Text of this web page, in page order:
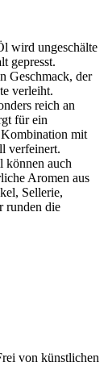
wird ungeschälte
gepresst.
Geschmack, der
verleiht.
reich an
für ein
Kombination mit
verfeinert.
können auch
Aromen aus
Sellerie,
runden die
von künstlichen